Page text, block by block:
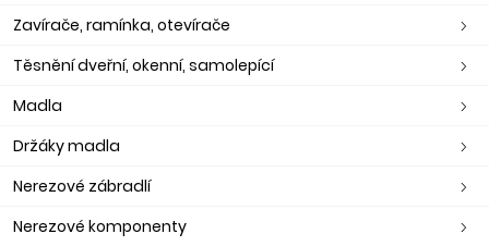
Zavírače, ramínka, otevírače
Těsnění dveřní, okenní, samolepící
Madla
Držáky madla
Nerezové zábradlí
Nerezové komponenty